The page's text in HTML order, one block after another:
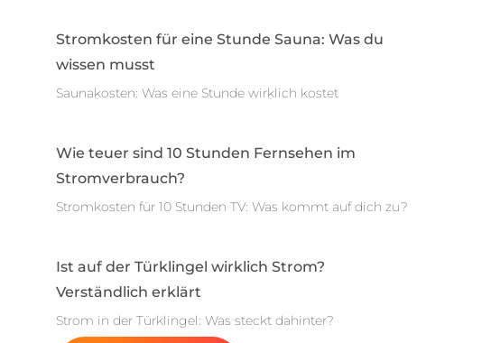
Stromkosten für eine Stunde Sauna: Was du
wissen musst
Saunakosten: Was eine Stunde wirklich kostet
Wie teuer sind 10 Stunden Fernsehen im
Stromverbrauch?
Stromkosten für 10 Stunden TV: Was kommt auf dich zu?
Ist auf der Türklingel wirklich Strom?
Verständlich erklärt
Strom in der Türklingel: Was steckt dahinter?